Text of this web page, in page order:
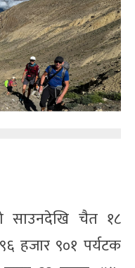
साउनदेखि चैत १८
हजार ९०१ पर्यटक